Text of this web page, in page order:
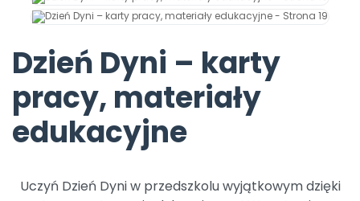
Promocje
Dzień Dyni – karty
pracy, materiały
edukacyjne
Uczyń Dzień Dyni w przedszkolu wyjątkowym dzięki